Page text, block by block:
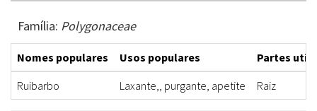
Família: Polygonaceae
Nomes populares Usos populares
Partes
Ruibarbo
Laxante,, purgante, apetite Raiz